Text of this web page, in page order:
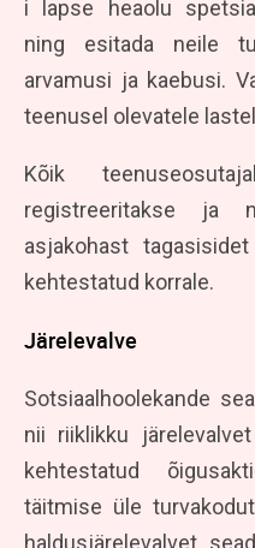
i lapse heaolu
ning esitada neile
arvamusi ja kaebusi.
teenusel olevatele
Kõik
registreeritakse ja
asjakohast
kehtestatud korrale.
Järelevalve
Sotsiaalhoolekande
nii riiklikku
kehtestatud
täitmise üle
haldusjärelevalvet